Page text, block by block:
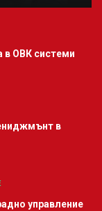
в ОВК системи
в
управление